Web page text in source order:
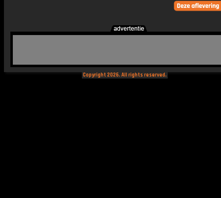
Copyright 2026. All rights reserved.